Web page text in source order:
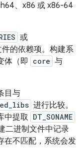
、x86 或 x86-64
或
的依赖项。构建系
体（即
core 与
目与
进行比较。
中提取 DT_SONAME
二进制文件中记录
在不匹配，系统会发